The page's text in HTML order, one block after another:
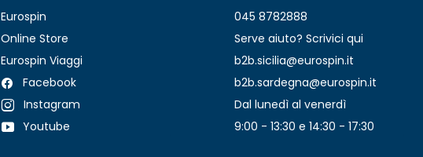
Eurospin
Online Store
Eurospin Viaggi
Facebook
Instagram
Youtube
045 8782888
Serve aiuto? Scrivici qui
b2b.sicilia@eurospin.it
b2b.sardegna@eurospin.it
Dal lunedì al venerdì
9:00 - 13:30 e 14:30 - 17:30